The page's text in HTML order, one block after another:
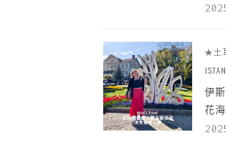
★土
伊
花